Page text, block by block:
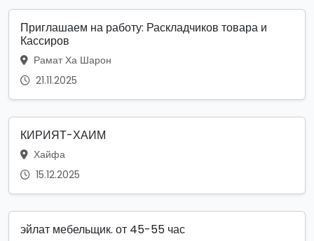
Приглашаем на работу: Раскладчиков товара и
Кассиров
Рамат Ха Шарон
21.11.2025
КИРИЯТ-ХАИМ
Хайфа
15.12.2025
эйлат мебельщик. от 45-55 час